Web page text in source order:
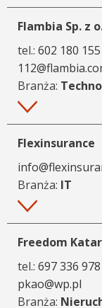
Flambia Sp. z
tel.: 602 180 155
Branża:
Więcej
Flexinsurance
Branża: IT
Więcej
Freedom
tel.: 697 336 978
pkao@wp.pl
Branża: